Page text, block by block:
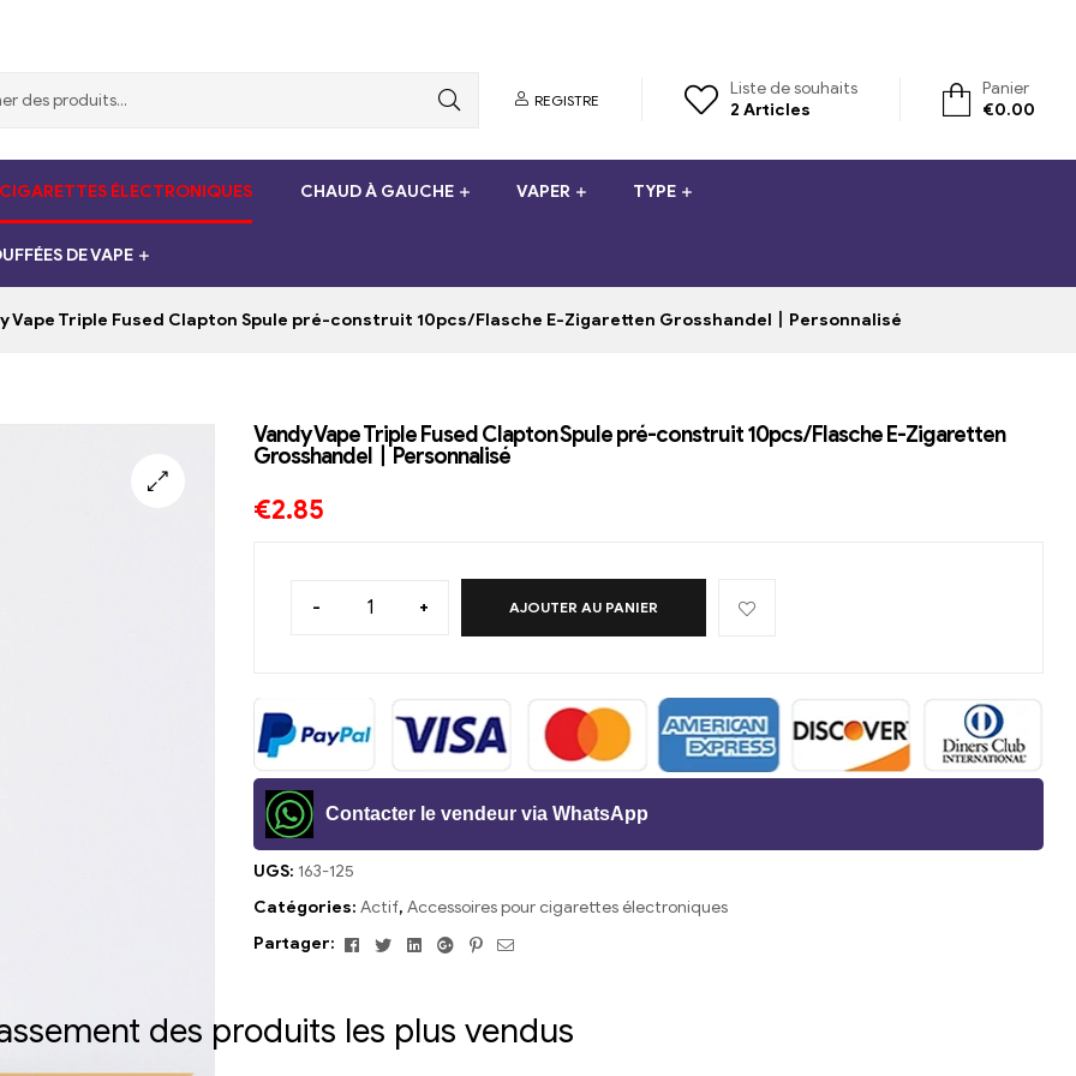
REGISTRE
Liste de souhaits
2 Articles
Panier
€0.00
ÉLECTRONIQUES CHAUD À GAUCHE VAPER TYPE
DE VAPE
Vape Triple Fused Clapton Spule pré-construit 10pcs/Flasche E-Zigaretten Grosshandel丨Personnalisé
Vandy Vape Triple Fused Clapton Spule pré-construit 10pcs/Flasche E-Zigaretten
Grosshandel丨Personnalisé
€2.85
- + AJOUTER AU PANIER
Contacter le vendeur via WhatsApp
UGS: 163-125
Catégories:Actif,Accessoires pour cigarettes électroniques
Partager:
FacebookTwitterLinkedinGoogle+Pinterest
E-
des produits les plus vendus